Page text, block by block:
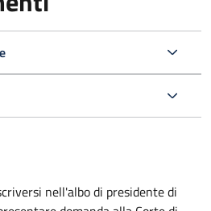
nell'albo di presidente di